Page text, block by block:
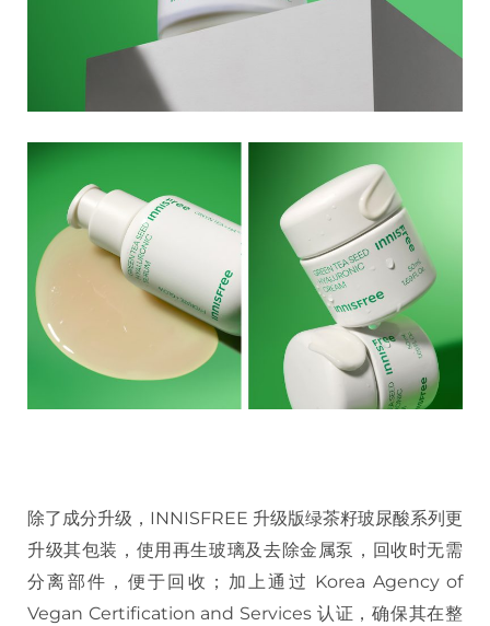
除了成分升级，INNISFREE 升级版绿茶籽玻尿酸系列更
升级其包装，使用再生玻璃及去除金属泵，回收时无需
分离部件，便于回收；加上通过 Korea Agency of
Vegan Certification and Services 认证，确保其在整